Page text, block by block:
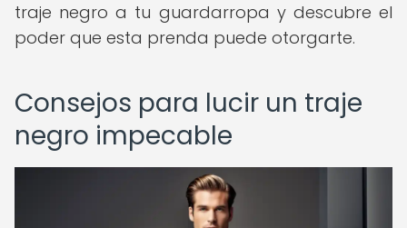
traje negro a tu guardarropa y descubre el
poder que esta prenda puede otorgarte.
Consejos para lucir un traje
negro impecable